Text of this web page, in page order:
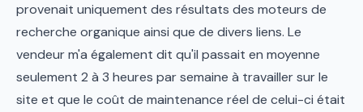
provenait uniquement des résultats des moteurs de
recherche organique ainsi que de divers liens. Le
vendeur m'a également dit qu'il passait en moyenne
seulement 2 à 3 heures par semaine à travailler sur le
site et que le coût de maintenance réel de celui-ci était